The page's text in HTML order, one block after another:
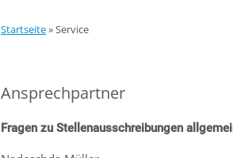
Startseite»Service
Ansprechpartner
Fragen zu Stellenausschreibungen